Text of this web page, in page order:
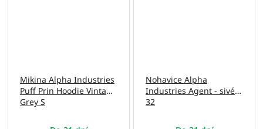
Mikina Alpha Industries
Puff Prin Hoodie Vintage
Grey S
Nohavice Alpha
Industries Agent - sivé
32